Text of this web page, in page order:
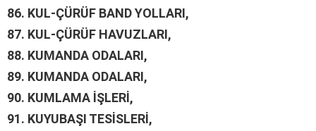
86. KUL-ÇÜRÜF BAND YOLLARI,
87. KUL-ÇÜRÜF HAVUZLARI,
88. KUMANDA ODALARI,
89. KUMANDA ODALARI,
90. KUMLAMA İŞLERİ,
91. KUYUBAŞI TESİSLERİ,